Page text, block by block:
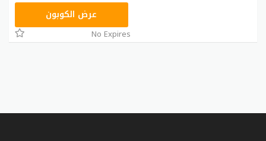
RRF24عرض الكوبون
No Expires